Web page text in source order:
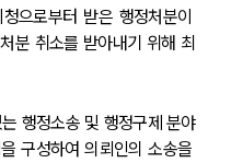
으로부터 받은 행정처분이
분 취소를 받아내기 위해 최
행정소송 및 행정구제 분야
구성하여 의뢰인의 소송을